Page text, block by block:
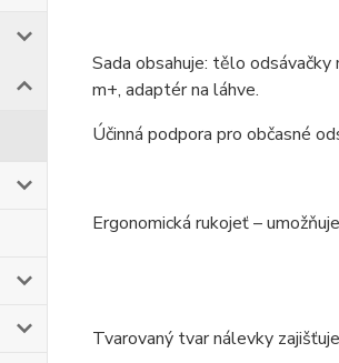
Sada obsahuje: tělo
m+, adaptér na láhve.
Účinná podpora pro občasné
Ergonomická rukojeť –
Tvarovaný tvar nálevky